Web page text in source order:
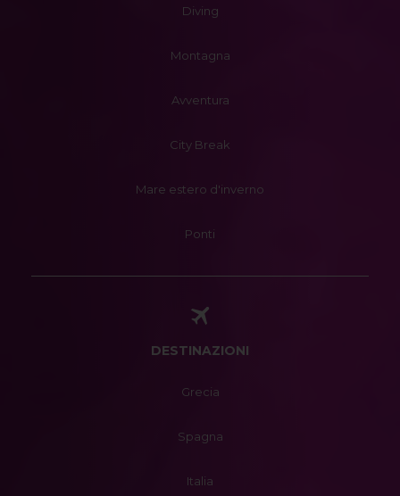
Diving
Montagna
Avventura
City Break
Mare estero d'inverno
Ponti
DESTINAZIONI
Grecia
Spagna
Italia